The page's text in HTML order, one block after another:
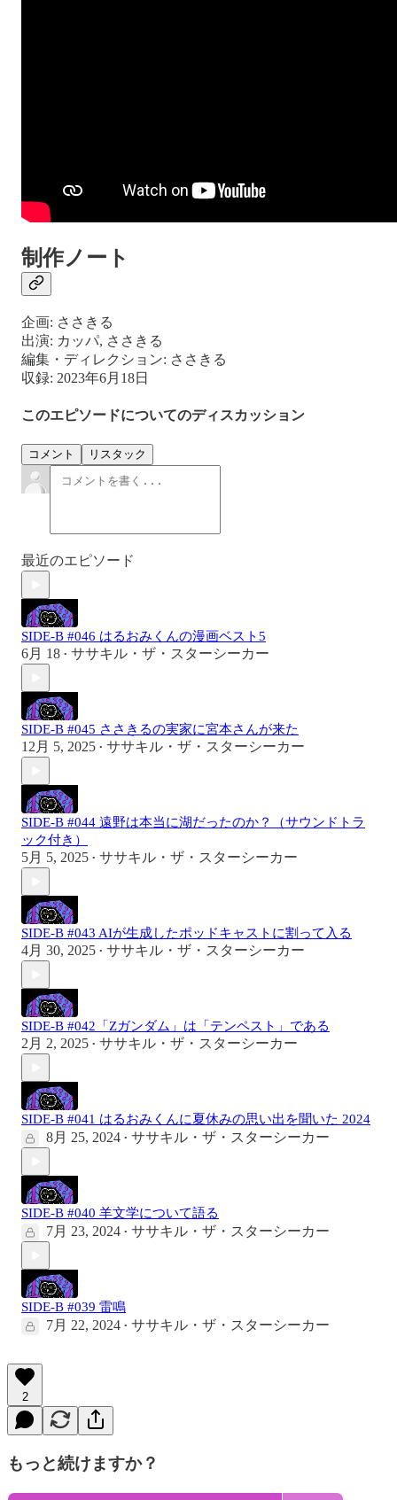
制作ノート
企画: ささきる
出演: カッパ, ささきる
編集・ディレクション: ささきる
収録: 2023年6月18日
このエピソードについてのディスカッション
コメント リスタック
最近のエピソード
SIDE-B #046 はるおみくんの漫画ベスト5
6月 18 • ササキル・ザ・スターシーカー
SIDE-B #045 ささきるの実家に宮本さんが来た
12月 5, 2025 • ササキル・ザ・スターシーカー
SIDE-B #044 遠野は本当に湖だったのか？（サウンドトラ
ック付き）
5月 5, 2025 • ササキル・ザ・スターシーカー
SIDE-B #043 AIが生成したポッドキャストに割って入る
4月 30, 2025 • ササキル・ザ・スターシーカー
SIDE-B #042「Ζガンダム」は「テンペスト」である
2月 2, 2025 • ササキル・ザ・スターシーカー
SIDE-B #041 はるおみくんに夏休みの思い出を聞いた 2024
8月 25, 2024 • ササキル・ザ・スターシーカー
SIDE-B #040 羊文学について語る
7月 23, 2024 • ササキル・ザ・スターシーカー
SIDE-B #039 雷鳴
7月 22, 2024 • ササキル・ザ・スターシーカー
2
もっと続けますか？